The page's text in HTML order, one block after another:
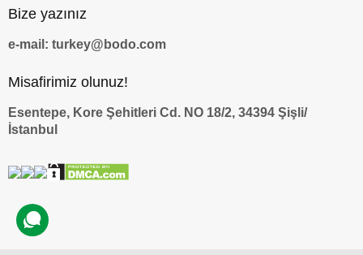
Bize yazınız
e-mail: turkey@bodo.com
Misafirimiz olunuz!
Esentepe, Kore Şehitleri Cd. NO 18/2, 34394 Şişli/
İstanbul